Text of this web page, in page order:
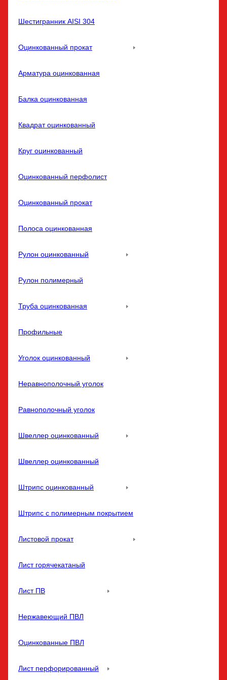
Шестигранник AISI 304
Оцинкованный прокат
Арматура оцинкованная
Балка оцинкованная
Квадрат оцинкованный
Круг оцинкованный
Оцинкованный перфолист
Оцинкованный прокат
Полоса оцинкованная
Рулон оцинкованный
Рулон полимерный
Труба оцинкованная
Профильные
Уголок оцинкованный
Неравнополочный уголок
Равнополочный уголок
Швеллер оцинкованный
Швеллер оцинкованный
Штрипс оцинкованный
Штрипс с полимерным покрытием
Листовой прокат
Лист горячекатаный
Лист ПВ
Нержавеющий ПВЛ
Оцинкованные ПВЛ
Лист перфорированный